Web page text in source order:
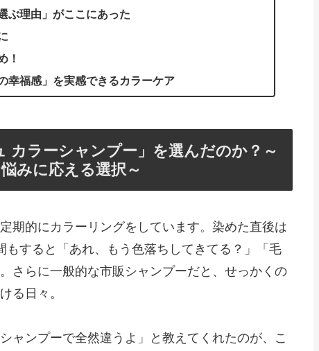
ぶ理由」がここにあった
！
福感」を実感できるカラーケア
カラーシャンプー」を選んだのか？～
みに応える選択～
期的にカラーリングをしています。染めた直後は
すると「あれ、もう色落ちしてきてる？」「毛
さらに一般的な市販シャンプーだと、せっかくの
る日々。
ャンプーで全然違うよ」と教えてくれたのが、こ